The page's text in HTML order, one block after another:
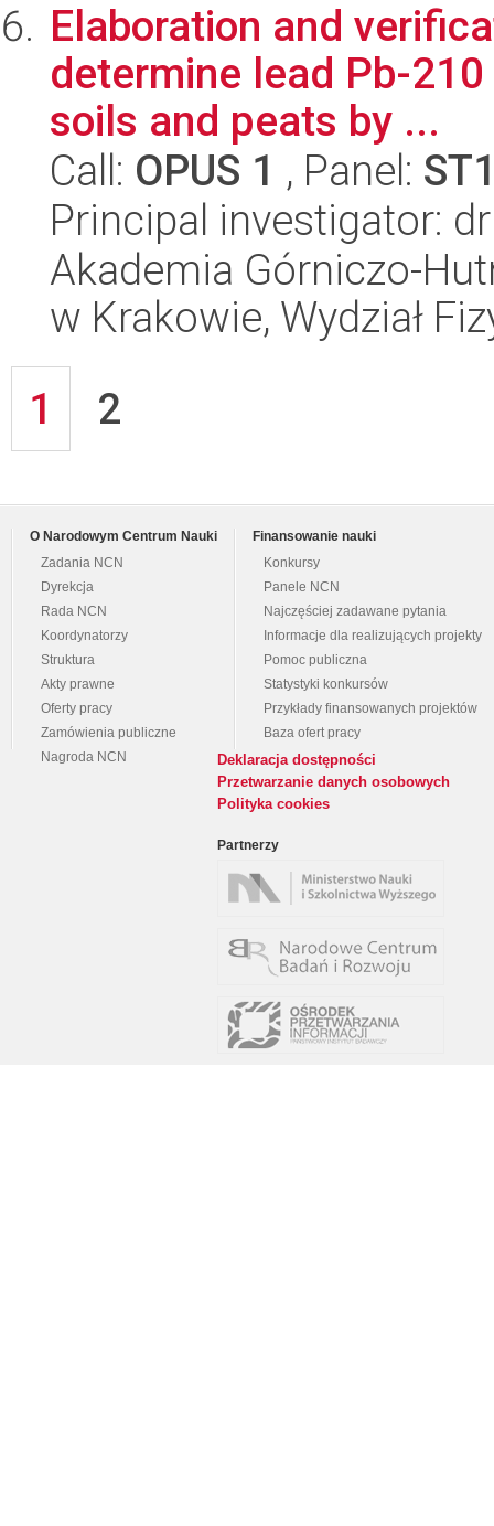
Elaboration and
determine lead Pb-
soils and peats by ...
Call: OPUS 1 , Panel:
Principal investigator:
Akademia Górniczo-
w Krakowie, Wydział
1
2
O Narodowym Centrum Nauki
Zadania NCN
Dyrekcja
Rada NCN
Koordynatorzy
Struktura
Akty prawne
Oferty pracy
Zamówienia publiczne
Nagroda NCN
Finansowanie nauki
Konkursy
Panele NCN
Najczęściej zadawane pytania
Informacje dla realizujących projekty
Pomoc publiczna
Statystyki konkursów
Przykłady finansowanych projektów
Baza ofert pracy
Deklaracja dostępności
Przetwarzanie danych osobowych
Polityka cookies
Partnerzy